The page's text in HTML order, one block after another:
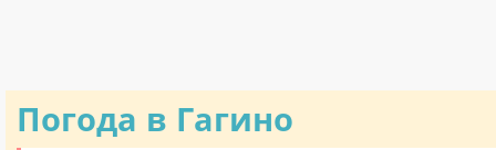
Погода в Гагино